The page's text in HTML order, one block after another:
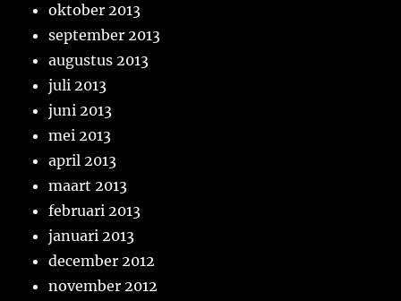
oktober 2013
september 2013
augustus 2013
juli 2013
juni 2013
mei 2013
april 2013
maart 2013
februari 2013
januari 2013
december 2012
november 2012